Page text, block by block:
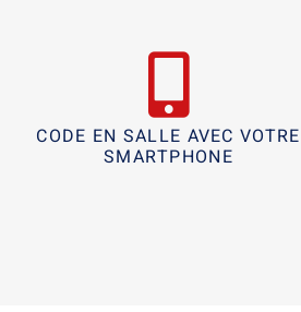
CODE EN SALLE AVEC VOTRE
SMARTPHONE